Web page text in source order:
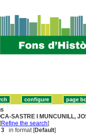
SASTRE I MUNCUNILL,
Refine the search]
3 in format [Default]